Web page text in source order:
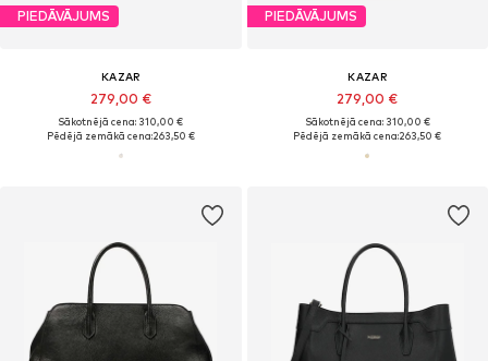
PIEDĀVĀJUMS
KAZAR
279,00 €
Sākotnējā cena: 310,00 €
Pēdējā zemākā cena:263,50 €
PIEDĀVĀJUMS
KAZAR
279,00 €
Sākotnējā cena: 310,00 €
Pēdējā zemākā cena:263,50 €